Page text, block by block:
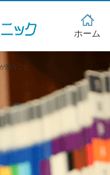
ホーム
思うこと。